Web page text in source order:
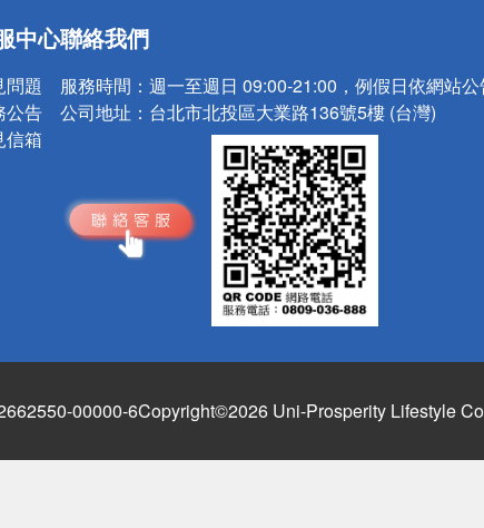
心！
中心
問題
公告
信箱
聯絡我們
服務時間： 週一至週日 09:00-21:00，例假日依網站
公司地址： 台北市北投區大業路136號5樓 (台灣)
00000-6Copyright©2026 Uni-Prosperity Lifestyle